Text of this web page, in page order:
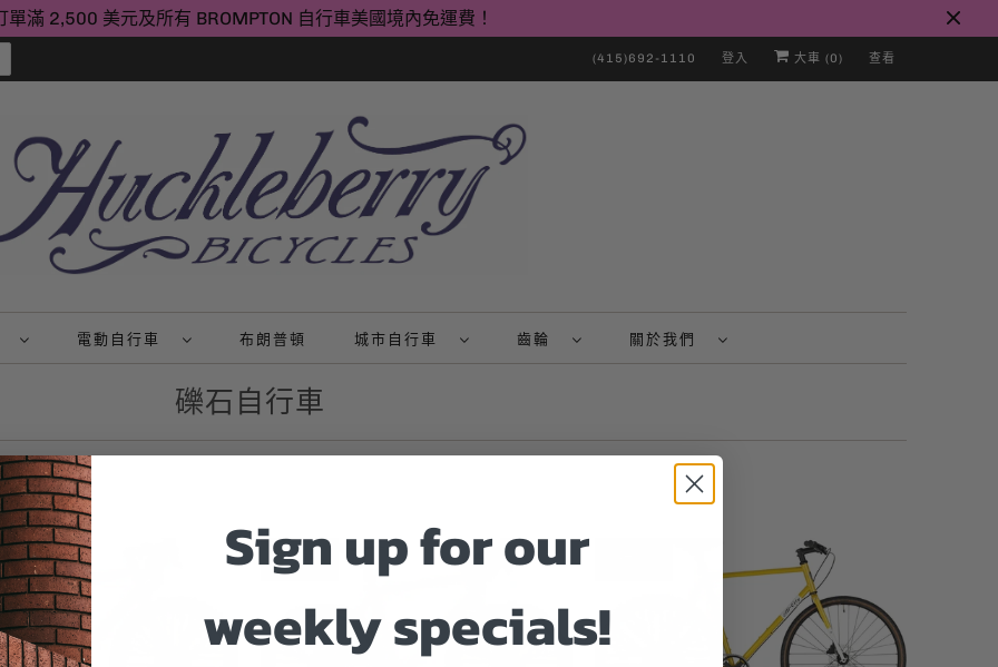
單滿 2,500 美元及所有 BROMPTON 自行車美國境內免運費！
(415)692-1110 登入 大車 (0) 查看
電動自行車 布朗普頓 城市自行車 齒輪 關於我們
礫石自行車
銷售
Sign up for our
weekly specials!